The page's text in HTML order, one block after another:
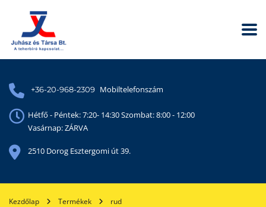
+36-20-968-2309 Mobiltelefonszám
Hétfő - Péntek: 7:20- 14:30 Szombat: 8:00 - 12:00
Vasárnap: ZÁRVA
2510 Dorog Esztergomi út 39.
Kezdőlap Termékek rud